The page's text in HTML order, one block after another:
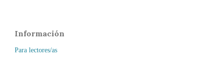
Información
Para lectores/as